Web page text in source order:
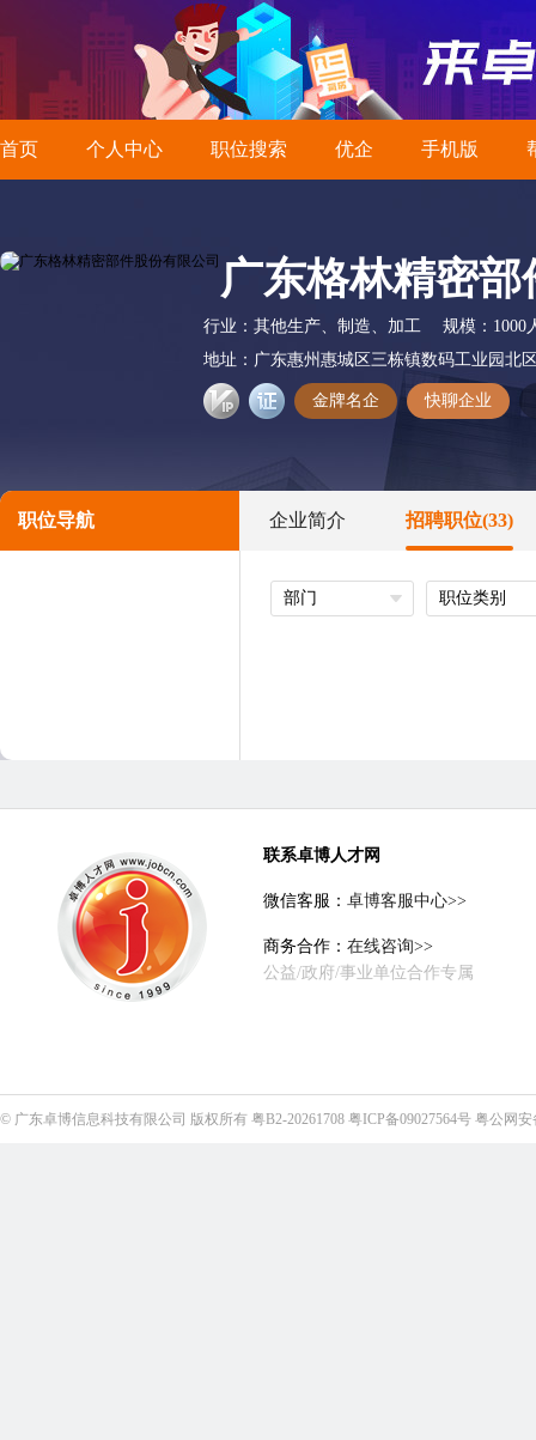
首页 个人中心 职位搜索 优企 手机版
广东格林精密
行业： 其他生产、制造、加工 规模： 1000
地址： 广东惠州惠城区三栋镇数码工业园北
金牌名企 快聊企业
职位导航 企业简介 招聘职位(33)
部门 职位类别
联系卓博人才网
微信客服： 卓博客服中心>>
商务合作： 在线咨询>>
公益/政府/事业单位合作专属
© 广东卓博信息科技有限公司 版权所有 粤B2-20261708 粤ICP备09027564号 粤公网安